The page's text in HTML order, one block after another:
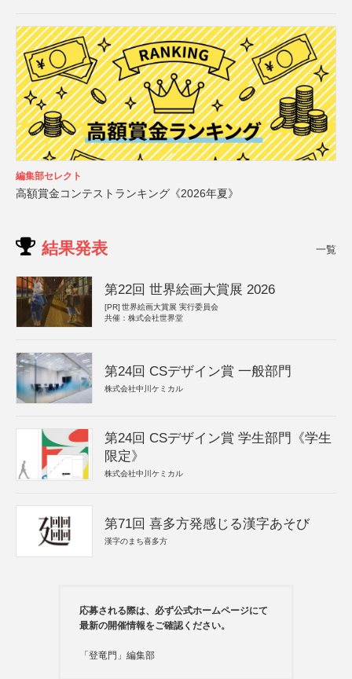
編集部セレクト
高額賞金コンテストランキング《2026年夏》
結果発表 一覧
第22回 世界絵画大賞展 2026
[PR] 世界絵画大賞展 実行委員会
共催：株式会社世界堂
第24回 CSデザイン賞 一般部門
株式会社中川ケミカル
第24回 CSデザイン賞 学生部門《学生
限定》
株式会社中川ケミカル
第71回 喜多方発感じる漢字あそび
漢字のまち喜多方
応募される際は、必ず公式ホームページにて
最新の開催情報をご確認ください。
「登竜門」編集部